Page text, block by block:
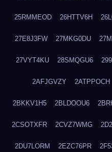
25RMMEOD 26HTTV6H
27E8J3FW 27MKG0DU
27VYT4KU 28SMQGU6
2AFJGVZY 2ATPPOCH
2BKKV1H5 2BLDOOU6
2CSOTXFR 2CVZ7WMG
2DU7LORM 2EZC76PR